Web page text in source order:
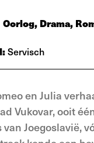
Oorlog, Drama,
Servisch
en Julia
Vukovar, ooit
Joegoslavië,